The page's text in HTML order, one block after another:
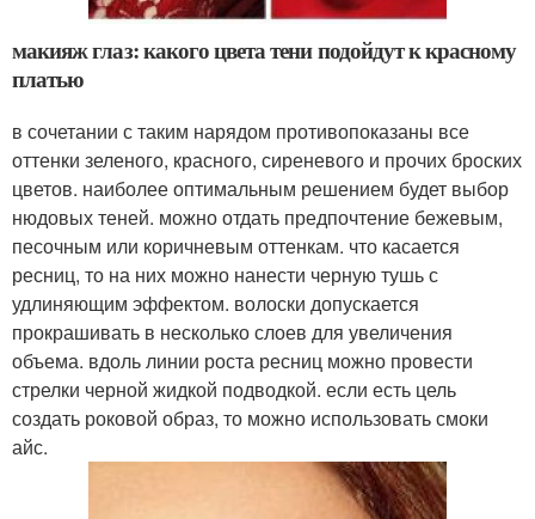
макияж глаз: какого цвета тени подойдут к красному
платью
в сочетании с таким нарядом противопоказаны все
оттенки зеленого, красного, сиреневого и прочих броских
цветов. наиболее оптимальным решением будет выбор
нюдовых теней. можно отдать предпочтение бежевым,
песочным или коричневым оттенкам. что касается
ресниц, то на них можно нанести черную тушь с
удлиняющим эффектом. волоски допускается
прокрашивать в несколько слоев для увеличения
объема. вдоль линии роста ресниц можно провести
стрелки черной жидкой подводкой. если есть цель
создать роковой образ, то можно использовать смоки
айс.